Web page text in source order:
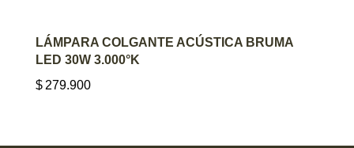
AGREGAR AL CARRITO
LÁMPARA COLGANTE ACÚSTICA BRUMA
LED 30W 3.000°K
$ 279.900